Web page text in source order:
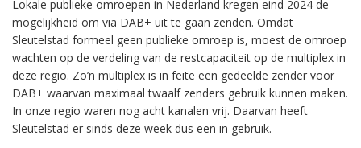
Lokale publieke omroepen in Nederland kregen eind 2024 de
mogelijkheid om via DAB+ uit te gaan zenden. Omdat
Sleutelstad formeel geen publieke omroep is, moest de omroep
wachten op de verdeling van de restcapaciteit op de multiplex in
deze regio. Zo’n multiplex is in feite een gedeelde zender voor
DAB+ waarvan maximaal twaalf zenders gebruik kunnen maken.
In onze regio waren nog acht kanalen vrij. Daarvan heeft
Sleutelstad er sinds deze week dus een in gebruik.